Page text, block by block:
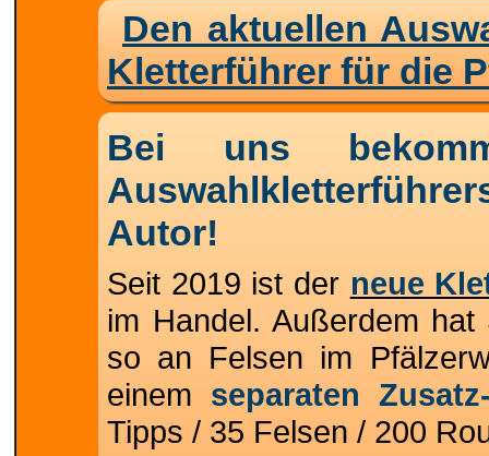
Den aktuellen
Kletterführer für die
Bei uns
Autor!
Seit 2019 ist der neue
im Handel. Außerdem
so an Felsen im
einem separaten
Tipps / 35 Felsen / 200